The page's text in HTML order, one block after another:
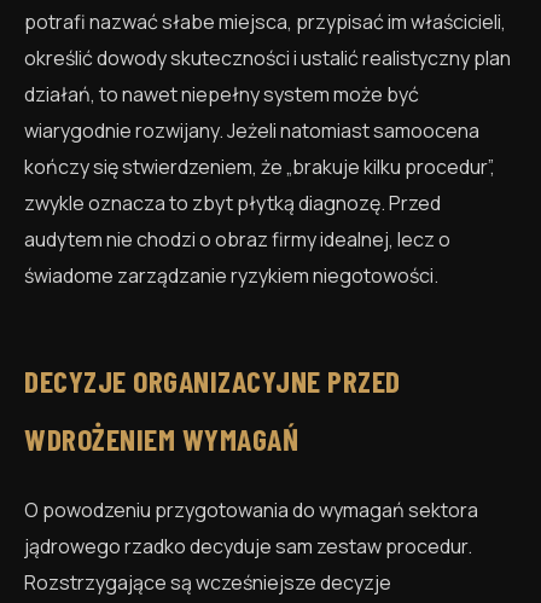
potrafi nazwać słabe miejsca, przypisać im właścicieli,
określić dowody skuteczności i ustalić realistyczny plan
działań, to nawet niepełny system może być
wiarygodnie rozwijany. Jeżeli natomiast samoocena
kończy się stwierdzeniem, że „brakuje kilku procedur”,
zwykle oznacza to zbyt płytką diagnozę. Przed
audytem nie chodzi o obraz firmy idealnej, lecz o
świadome zarządzanie ryzykiem niegotowości.
DECYZJE ORGANIZACYJNE PRZED
WDROŻENIEM WYMAGAŃ
O powodzeniu przygotowania do wymagań sektora
jądrowego rzadko decyduje sam zestaw procedur.
Rozstrzygające są wcześniejsze decyzje